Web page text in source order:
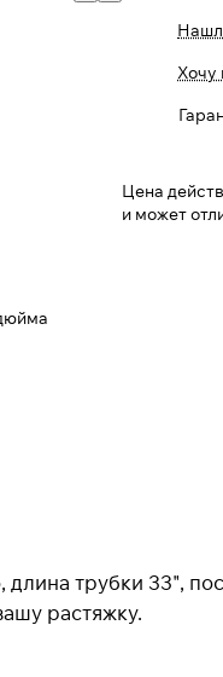
Хочу
Цена
и может
трубки 33",
растяжку.